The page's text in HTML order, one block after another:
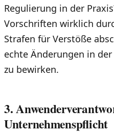
Regulierung in der
Vorschriften wirklich
Strafen für Verstöße
echte Änderungen in
zu bewirken.
3.
Unternehmenspflicht